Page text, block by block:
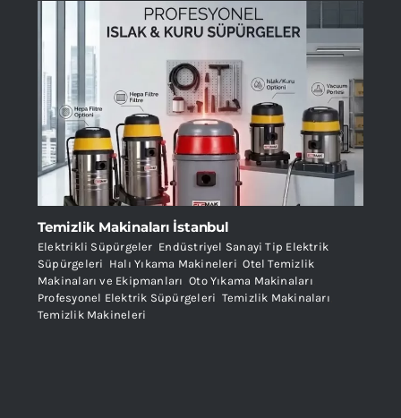
Temizlik Makinaları İstanbul
Elektrikli Süpürgeler Endüstriyel Sanayi Tip Elektrik
Süpürgeleri Halı Yıkama Makineleri ,Otel Temizlik
Makinaları ve Ekipmanları ,Oto Yıkama Makinaları
Profesyonel Elektrik Süpürgeleri Temizlik Makinaları
Temizlik Makineleri